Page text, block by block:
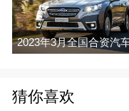
猜你喜欢